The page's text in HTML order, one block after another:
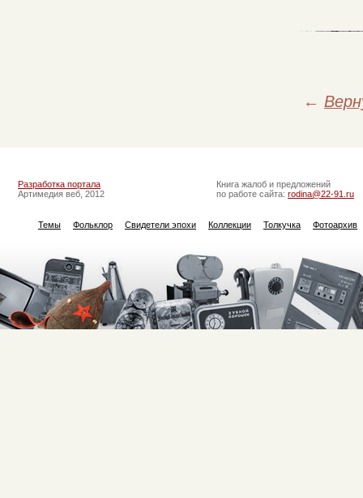
←
Разработка портала
Артимедия веб, 2012
Книга жалоб и предложений
по работе сайта: rodina@22-91.ru
Темы Фольклор Свидетели эпохи Коллекции Толкучка Фотоархив